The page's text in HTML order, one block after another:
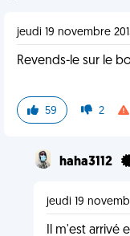
jeudi 19 novembre 2015
Revends-le sur le
59 2
haha3112
jeudi 19
Il m'est arrivé